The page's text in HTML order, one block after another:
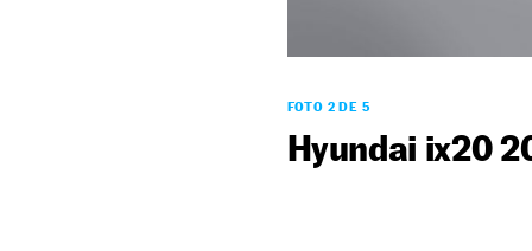
FOTO 2 DE 5
Hyundai ix20